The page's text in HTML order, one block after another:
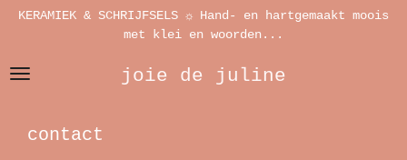
Ga
de
joie de juline
KERAMIEK & SCHRIJFSELS ☼ Hand- en hartgemaakt moois
met klei en woorden...
contact